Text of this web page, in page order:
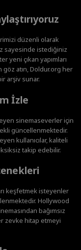
düzenli olarak
sayesinde istediğiniz
yeni çıkan yapımları
atın, Doldur.org her
arşiv sunar.
İzle
sinemaseverler için
güncellenmektedir.
kullanıcılar, kaliteli
takip edebilir.
keşfetmek isteyenler
Hollywood
bağımsız
zevke hitap etmeyi